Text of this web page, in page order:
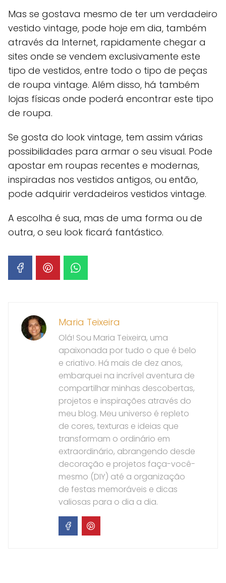
Mas se gostava mesmo de ter um verdadeiro
vestido vintage, pode hoje em dia, também
através da Internet, rapidamente chegar a
sites onde se vendem exclusivamente este
tipo de vestidos, entre todo o tipo de peças
de roupa vintage. Além disso, há também
lojas físicas onde poderá encontrar este tipo
de roupa.
Se gosta do look vintage, tem assim várias
possibilidades para armar o seu visual. Pode
apostar em roupas recentes e modernas,
inspiradas nos vestidos antigos, ou então,
pode adquirir verdadeiros vestidos vintage.
A escolha é sua, mas de uma forma ou de
outra, o seu look ficará fantástico.
Maria Teixeira
Olá! Sou Maria Teixeira, uma
apaixonada por tudo o que é belo
e criativo. Há mais de dez anos,
embarquei na incrível aventura de
compartilhar minhas descobertas,
projetos e inspirações através do
meu blog. Meu universo é repleto
de cores, texturas e ideias que
transformam o ordinário em
extraordinário, abrangendo desde
decoração e projetos faça-você-
mesmo (DIY) até a organização
de festas memoráveis e dicas
valiosas para o dia a dia.